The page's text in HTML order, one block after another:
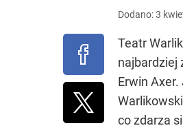
Dodano:3
Teatr
najbardziej
Erwin
co zdarza